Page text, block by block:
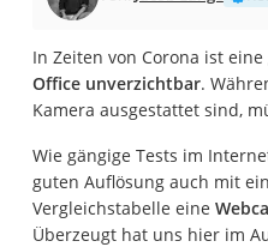
In Zeiten von Corona ist
Office unverzichtbar.
Kamera ausgestattet sind,
Wie gängige Tests im
guten Auflösung auch mit
Vergleichstabelle eine
Überzeugt hat uns hier im